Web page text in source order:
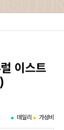
이스트
데일리 가성비